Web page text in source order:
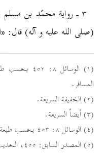
۳ ـ رواية محمّد بن
(صلى الله عليه و آله) قال:
(۱)
المسافر.
(۲) الخفيفة السريعة.
(۳) أيضاً السريعة.
(٤) الوسائل ۸: ٤٥۳ بحسب طبعة آل البيت، الحديث ٦.
(٥) المصدر السابق: ٤٥٥، الحديث ۱۷.